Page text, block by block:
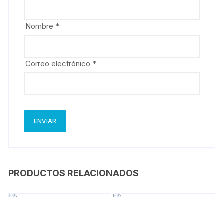
Nombre *
Correo electrónico *
PRODUCTOS RELACIONADOS